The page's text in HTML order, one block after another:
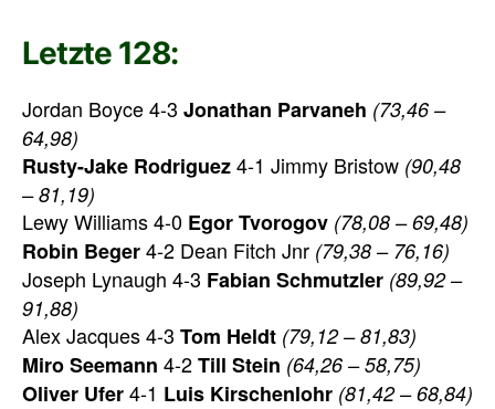
Letzte 128:
Jordan Boyce 4-3 Jonathan Parvaneh (73,46 –
64,98)
Rusty-Jake Rodriguez4-1 Jimmy Bristow (90,48
– 81,19)
Lewy Williams 4-0 Egor Tvorogov (78,08 – 69,48)
Robin Beger4-2 Dean Fitch Jnr (79,38 – 76,16)
Joseph Lynaugh 4-3 Fabian Schmutzler (89,92 –
91,88)
Alex Jacques 4-3 Tom Heldt (79,12 – 81,83)
Miro Seemann 4-2Till Stein (64,26 – 58,75)
Oliver Ufer4-1 Luis Kirschenlohr (81,42 – 68,84)